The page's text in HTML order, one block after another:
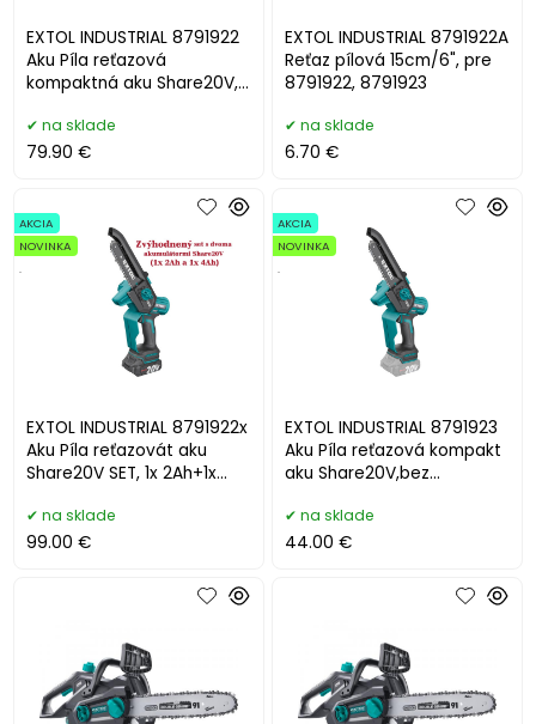
EXTOL INDUSTRIAL 8791922
Aku Píla reťazová
kompaktná aku Share20V,
na sklade
79.90 €
EXTOL INDUSTRIAL 8791922A
Reťaz pílová 15cm/6", pre
8791922, 8791923
na sklade
6.70 €
EXTOL INDUSTRIAL 8791922x
Aku Píla reťazovát aku
Share20V SET, 1x 2Ah+1x
AKCIA
NOVINKA
.
na sklade
99.00 €
EXTOL INDUSTRIAL 8791923
Aku Píla reťazová kompakt
aku Share20V,bez
AKCIA
NOVINKA
.
na sklade
44.00 €